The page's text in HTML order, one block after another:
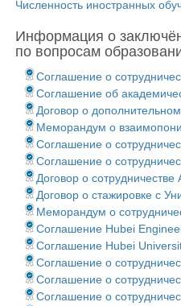
Численность иностранных
Информация о
по вопросам
Соглашение о
Cоглашение об
Договор о
Меморандум о
Соглашение о
Соглашение о
Договор о сотрудничестве
Договор о стажировке с
Меморандум о
Соглашение Hubei
Соглашение Hubei
Соглашение о
Соглашение о
Соглашение о